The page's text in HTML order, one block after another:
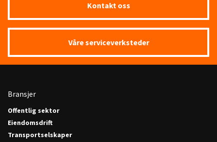
Kontakt oss
Våre serviceverksteder
Bransjer
Offentlig sektor
Eiendomsdrift
Transportselskaper